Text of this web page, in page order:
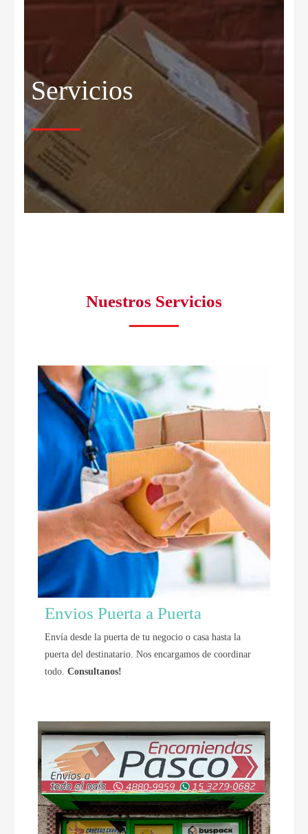
Servicios
Nuestros Servicios
Envios Puerta a Puerta
Envía desde la puerta de tu negocio o casa hasta la
puerta del destinatario. Nos encargamos de coordinar
todo. Consultanos!